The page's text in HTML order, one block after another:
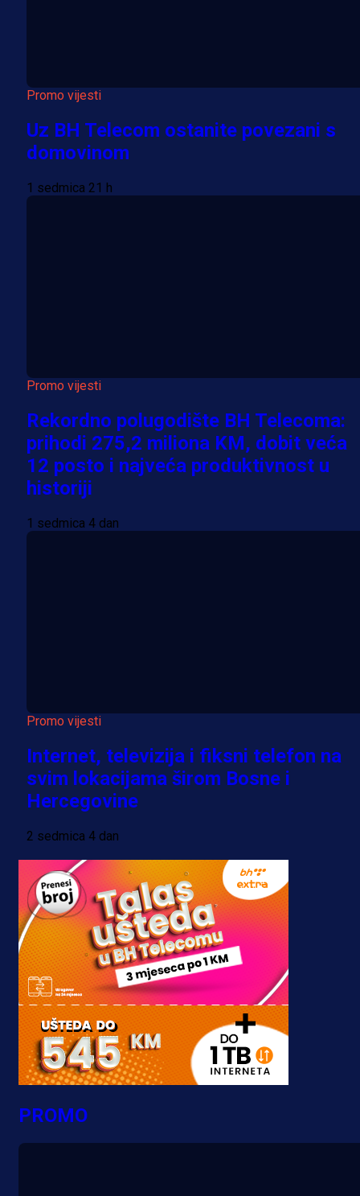
Promo vijesti
Uz BH Telecom ostanite povezani s
domovinom
1 sedmica 21 h
Promo vijesti
Rekordno polugodište BH Telecoma:
prihodi 275,2 miliona KM, dobit veća
12 posto i najveća produktivnost u
historiji
1 sedmica 4 dan
Promo vijesti
Internet, televizija i fiksni telefon na
svim lokacijama širom Bosne i
Hercegovine
2 sedmica 4 dan
PROMO